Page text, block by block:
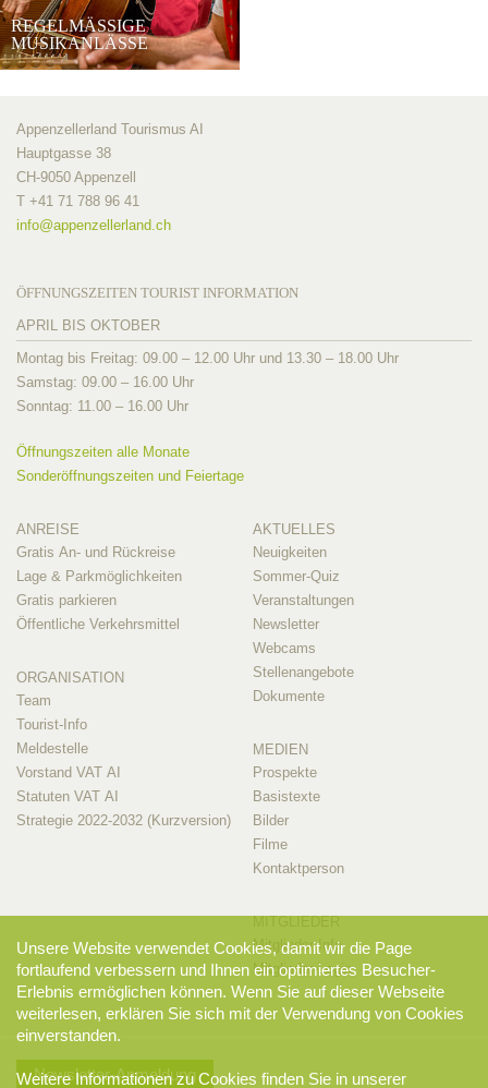
REGELMÄSSIGE
MUSIKANLÄSSE
Appenzellerland Tourismus AI
Hauptgasse 38
CH-9050 Appenzell
T +41 71 788 96 41
info@appenzellerland.ch
ÖFFNUNGSZEITEN TOURIST INFORMATION
APRIL BIS OKTOBER
Montag bis Freitag: 09.00 – 12.00 Uhr und 13.30 – 18.00 Uhr
Samstag: 09.00 – 16.00 Uhr
Sonntag: 11.00 – 16.00 Uhr
Öffnungszeiten alle Monate
Sonderöffnungszeiten und Feiertage
ANREISE
Gratis An- und Rückreise
Lage & Parkmöglichkeiten
Gratis parkieren
Öffentliche Verkehrsmittel
ORGANISATION
Team
Tourist-Info
Meldestelle
Vorstand VAT AI
Statuten VAT AI
Strategie 2022-2032 (Kurzversion)
AKTUELLES
Neuigkeiten
Sommer-Quiz
Veranstaltungen
Newsletter
Webcams
Stellenangebote
Dokumente
MEDIEN
Prospekte
Basistexte
Bilder
Filme
Kontaktperson
Mitglieder-Info
Mitglieder-Login
Newsletter-Anmeldung
Unsere Website verwendet Cookies, damit wir die Page
fortlaufend verbessern und Ihnen ein optimiertes Besucher-
Erlebnis ermöglichen können. Wenn Sie auf dieser Webseite
weiterlesen, erklären Sie sich mit der Verwendung von Cookies
einverstanden.
Weitere Informationen zu Cookies finden Sie in unserer